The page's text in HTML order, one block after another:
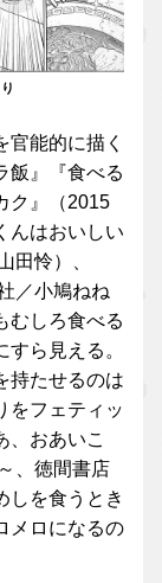
能的に描く
飯』『食べる
ク』（2015
んはおいしい
田怜）、
／小鳩ねね
むしろ食べる
ら見える。
持たせるのは
をフェティッ
、おあいこ
、徳間書店
しを食うとき
メロになるの